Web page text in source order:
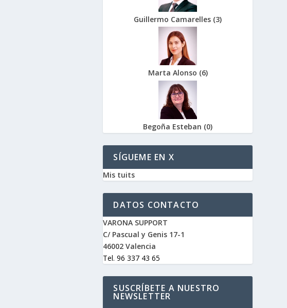
Guillermo Camarelles (3)
Marta Alonso (6)
Begoña Esteban (0)
SÍGUEME EN X
Mis tuits
DATOS CONTACTO
VARONA SUPPORT
C/ Pascual y Genis 17-1
46002 Valencia
Tel. 96 337 43 65
SUSCRÍBETE A NUESTRO
NEWSLETTER